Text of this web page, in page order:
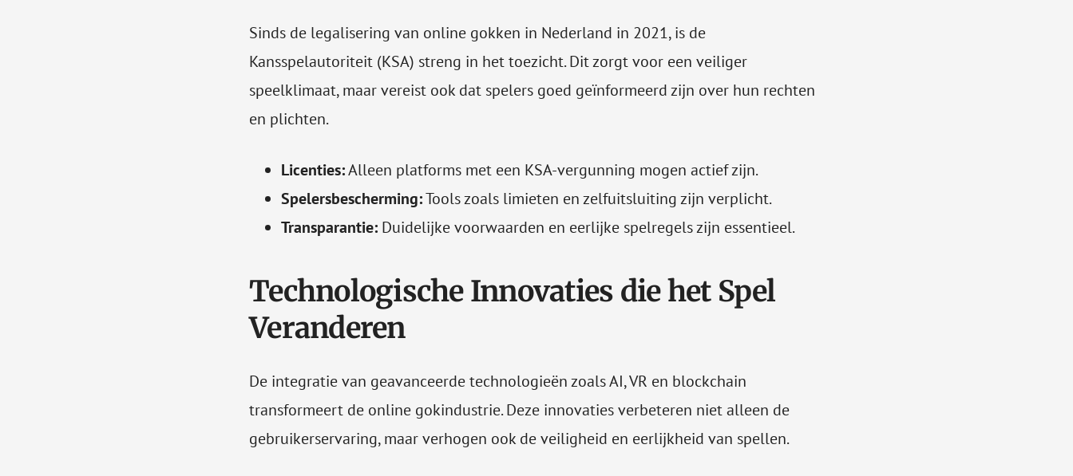
Sinds de legalisering van online gokken in Nederland in 2021, is de
Kansspelautoriteit (KSA) streng in het toezicht. Dit zorgt voor een veiliger
speelklimaat, maar vereist ook dat spelers goed geïnformeerd zijn over hun rechten
en plichten.
Licenties:Alleen platforms met een KSA-vergunning mogen actief zijn.
Spelersbescherming:Tools zoals limieten en zelfuitsluiting zijn verplicht.
Transparantie: Duidelijke voorwaarden en eerlijke spelregels zijn essentieel.
Technologische Innovaties die het Spel
Veranderen
De integratie van geavanceerde technologieën zoals AI, VR en blockchain
transformeert de online gokindustrie. Deze innovaties verbeteren niet alleen de
gebruikerservaring, maar verhogen ook de veiligheid en eerlijkheid van spellen.